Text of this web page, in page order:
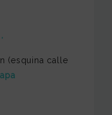
·
(esquina calle